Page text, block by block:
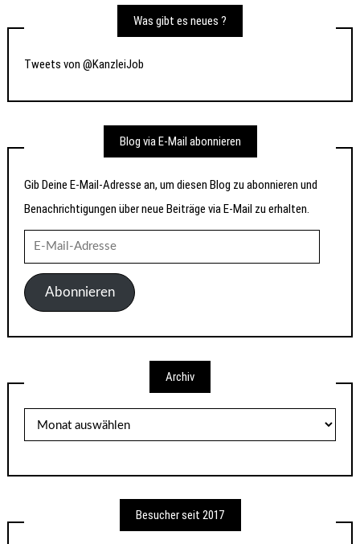
Was gibt es neues ?
Tweets von @KanzleiJob
Blog via E-Mail abonnieren
Gib Deine E-Mail-Adresse an, um diesen Blog zu abonnieren und
Benachrichtigungen über neue Beiträge via E-Mail zu erhalten.
Mail-
AdresseAbonnieren
Archiv
Besucher seit 2017